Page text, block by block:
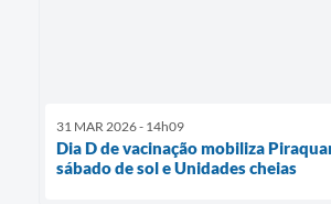
31 MAR 2026 - 14h09
Dia D de vacinação mobiliza
sábado de sol e Unidades cheias